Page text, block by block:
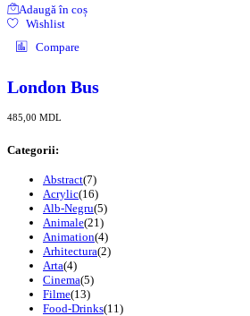
Adaugă în coș
Wishlist
Compare
London Bus
485,00 MDL
Categorii:
Abstract(7)
Acrylic(16)
Alb-Negru(5)
Animale(21)
Animation(4)
Arhitectura(2)
Arta(4)
Cinema(5)
Filme(13)
Food-Drinks(11)